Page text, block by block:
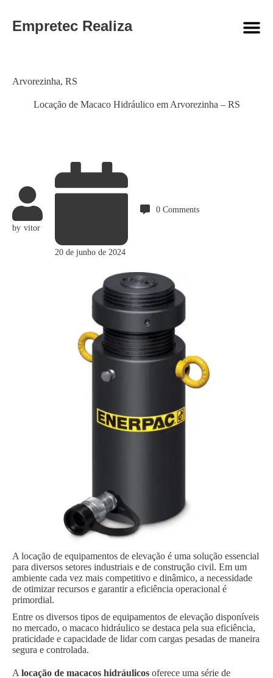
Empretec Realiza
Locação de Macaco Hidráulico em Arvorezinha – RS
Category
Arvorezinha, RS
by vitor
20 de junho de 2024
0 Comments
A locação de equipamentos de elevação é uma solução essencial
para diversos setores industriais e de construção civil. Em um
ambiente cada vez mais competitivo e dinâmico, a necessidade
de otimizar recursos e garantir a eficiência operacional é
primordial.
Entre os diversos tipos de equipamentos de elevação disponíveis
no mercado, o macaco hidráulico se destaca pela sua eficiência,
praticidade e capacidade de lidar com cargas pesadas de maneira
segura e controlada.
A locação de macacos hidráulicos oferece uma série de